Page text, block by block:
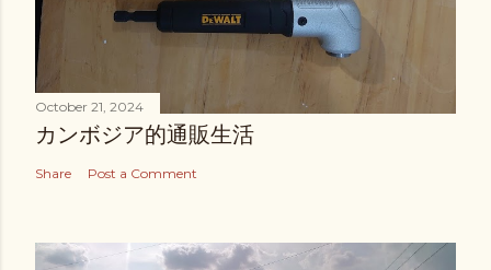
October 21, 2024
カンボジア的通販生活
Share Post a Comment